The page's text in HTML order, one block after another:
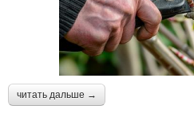
читать дальше →